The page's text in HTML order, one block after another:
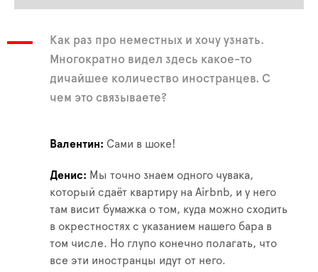
Как раз про неместных и хочу узнать.
Многократно видел здесь какое-то
дичайшее количество иностранцев. С
чем это связываете?
Валентин Сами в шоке!
Денис
Мы точно знаем одного чувака,
который сдаёт квартиру на Airbnb, и у него
там висит бумажка о том, куда можно сходить
в окрестностях с указанием нашего бара в
том числе. Но глупо конечно полагать, что
все эти иностранцы идут от него.